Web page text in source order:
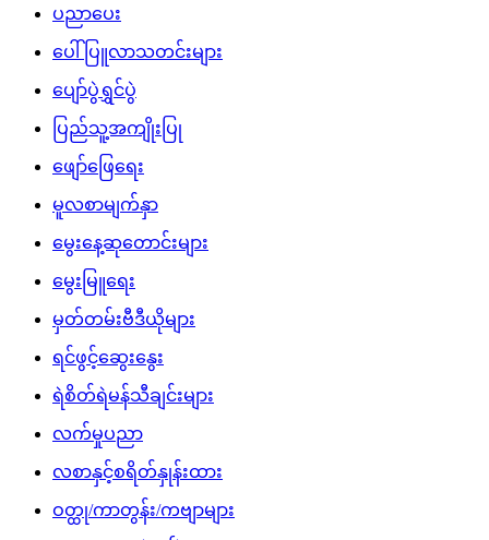
ပညာပေး
ပေါ်ပြူလာသတင်းများ
ပျော်ပွဲရွှင်ပွဲ
ပြည်သူ့အကျိုးပြု
ဖျော်ဖြေရေး
မူလစာမျက်နှာ
မွေးနေ့ဆုတောင်းများ
မွေးမြူရေး
မှတ်တမ်းဗီဒီယိုများ
ရင်ဖွင့်ဆွေးနွေး
ရဲစိတ်ရဲမန်သီချင်းများ
လက်မှုပညာ
လစာနှင့်စရိတ်နှုန်းထား
ဝတ္ထု/ကာတွန်း/ကဗျာများ